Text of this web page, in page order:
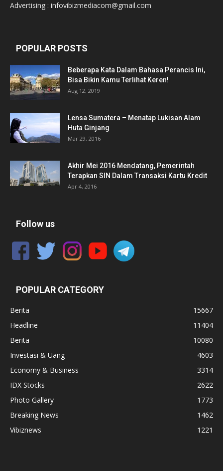
Advertising : infovibizmediacom@gmail.com
POPULAR POSTS
Beberapa Kata Dalam Bahasa Perancis Ini,
Bisa Bikin Kamu Terlihat Keren!
Aug 12, 2019
Lensa Sumatera – Menatap Lukisan Alam
Huta Ginjang
Mar 29, 2016
Akhir Mei 2016 Mendatang, Pemerintah
Terapkan SIN Dalam Transaksi Kartu Kredit
Apr 4, 2016
Follow us
POPULAR CATEGORY
Berita
15667
Headline
11404
Berita
10080
Investasi & Uang
4603
Economy & Business
3314
IDX Stocks
2622
Photo Gallery
1773
Breaking News
1462
Vibiznews
1221